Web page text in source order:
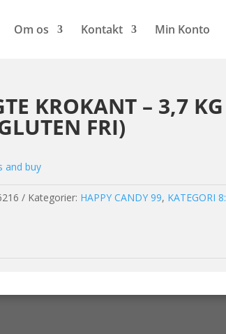
Om os Kontakt Min Konto
KROKANT – 3,7 KG
FRI)
and buy
Kategorier: HAPPY CANDY 99, KATEGORI 8: